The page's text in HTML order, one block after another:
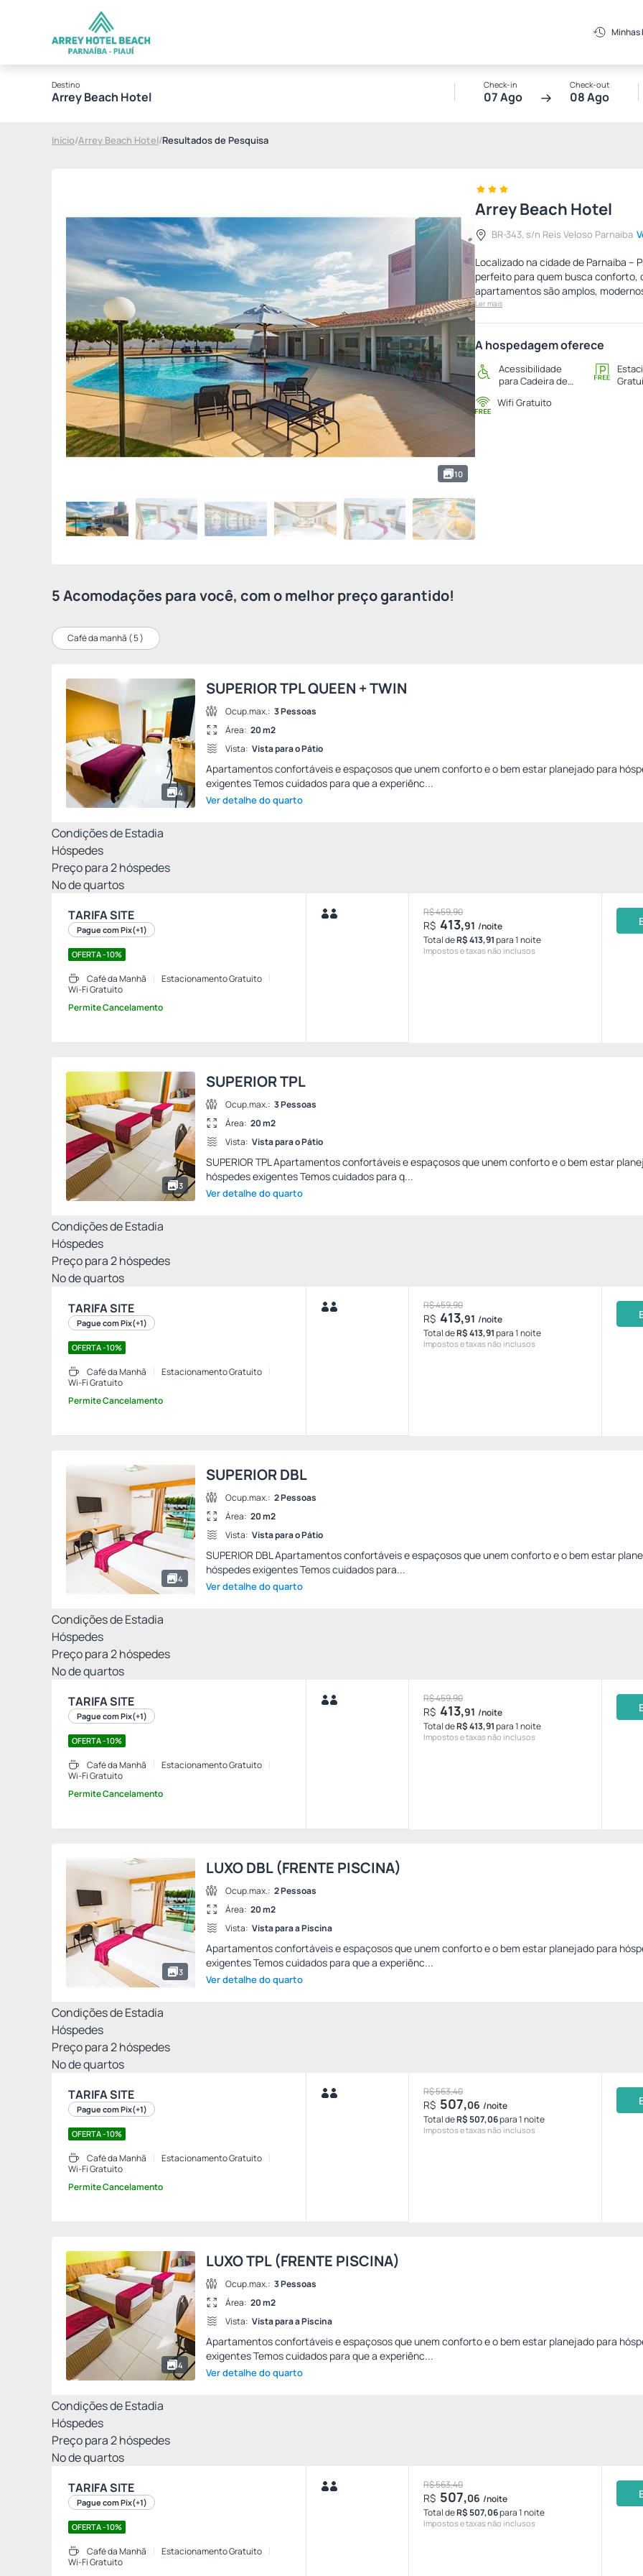
Minhas
Destino
Arrey Beach Hotel
Check-in
07 Ago
Check-out
08 Ago
Início/Arrey Beach Hotel/Resultados de Pesquisa
10
Arrey Beach Hotel
BR-343, s/n Reis Veloso Parnaiba
Localizado na cidade de Parnaíba –
perfeito para quem busca conforto,
apartamentos são amplos,
Ler mais
A hospedagem oferece
Acessibilidade
para Cadeira de
Wifi Gratuito
5 Acomodações para você, com o melhor preço garantido!
Café da manhã (5)
4
SUPERIOR TPL QUEEN + TWIN
Ocup.max.: 3 Pessoas
Área: 20 m2
Vista: Vista para o Pátio
Apartamentos confortáveis e espaçosos que unem conforto e o bem estar planejado para
exigentes Temos cuidados para que a experiênc...
Ver detalhe do quarto
Condições de Estadia
Hóspedes
Preço para2hóspedes
Nº de quartos
TARIFA SITE
Pague com Pix(+1)
OFERTA -10%
Café da Manhã
Estacionamento Gratuito
Wi-Fi Gratuito
Permite Cancelamento
R$ 459,90
R$ 413,91 /noite
Total deR$ 413,91para 1 noite
Impostos e taxas não inclusos
3
SUPERIOR TPL
Ocup.max.: 3 Pessoas
Área: 20 m2
Vista: Vista para o Pátio
SUPERIOR TPL Apartamentos confortáveis e espaçosos que unem conforto e o bem estar
hóspedes exigentes Temos cuidados para q...
Ver detalhe do quarto
Condições de Estadia
Hóspedes
Preço para2hóspedes
Nº de quartos
TARIFA SITE
Pague com Pix(+1)
OFERTA -10%
Café da Manhã
Estacionamento Gratuito
Wi-Fi Gratuito
Permite Cancelamento
R$ 459,90
R$ 413,91 /noite
Total deR$ 413,91para 1 noite
Impostos e taxas não inclusos
4
SUPERIOR DBL
Ocup.max.: 2 Pessoas
Área: 20 m2
Vista: Vista para o Pátio
SUPERIOR DBL Apartamentos confortáveis e espaçosos que unem conforto e o bem estar
hóspedes exigentes Temos cuidados para...
Ver detalhe do quarto
Condições de Estadia
Hóspedes
Preço para2hóspedes
Nº de quartos
TARIFA SITE
Pague com Pix(+1)
OFERTA -10%
Café da Manhã
Estacionamento Gratuito
Wi-Fi Gratuito
Permite Cancelamento
R$ 459,90
R$ 413,91 /noite
Total deR$ 413,91para 1 noite
Impostos e taxas não inclusos
3
LUXO DBL (FRENTE PISCINA)
Ocup.max.: 2 Pessoas
Área: 20 m2
Vista: Vista para a Piscina
Apartamentos confortáveis e espaçosos que unem conforto e o bem estar planejado para
exigentes Temos cuidados para que a experiênc...
Ver detalhe do quarto
Condições de Estadia
Hóspedes
Preço para2hóspedes
Nº de quartos
TARIFA SITE
Pague com Pix(+1)
OFERTA -10%
Café da Manhã
Estacionamento Gratuito
Wi-Fi Gratuito
Permite Cancelamento
R$ 563,40
R$ 507,06 /noite
Total deR$ 507,06para 1 noite
Impostos e taxas não inclusos
4
LUXO TPL (FRENTE PISCINA)
Ocup.max.: 3 Pessoas
Área: 20 m2
Vista: Vista para a Piscina
Apartamentos confortáveis e espaçosos que unem conforto e o bem estar planejado para
exigentes Temos cuidados para que a experiênc...
Ver detalhe do quarto
Condições de Estadia
Hóspedes
Preço para2hóspedes
Nº de quartos
TARIFA SITE
Pague com Pix(+1)
OFERTA -10%
Café da Manhã
Estacionamento Gratuito
Wi-Fi Gratuito
R$ 563,40
R$ 507,06 /noite
Total deR$ 507,06para 1 noite
Impostos e taxas não inclusos